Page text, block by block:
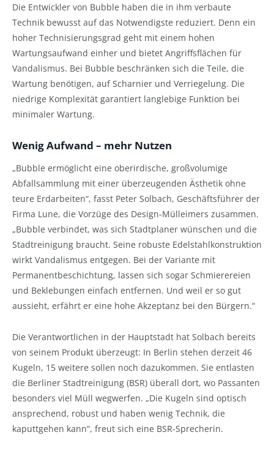
Die Entwickler von Bubble haben die in ihm verbaute
Technik bewusst auf das Notwendigste reduziert. Denn ein
hoher Technisierungsgrad geht mit einem hohen
Wartungsaufwand einher und bietet Angriffsflächen für
Vandalismus. Bei Bubble beschränken sich die Teile, die
Wartung benötigen, auf Scharnier und Verriegelung. Die
niedrige Komplexität garantiert langlebige Funktion bei
minimaler Wartung.
Wenig Aufwand – mehr Nutzen
„Bubble ermöglicht eine oberirdische, großvolumige
Abfallsammlung mit einer überzeugenden Ästhetik ohne
teure Erdarbeiten“, fasst Peter Solbach, Geschäftsführer der
Firma Lune, die Vorzüge des Design-Mülleimers zusammen.
„Bubble verbindet, was sich Stadtplaner wünschen und die
Stadtreinigung braucht. Seine robuste Edelstahlkonstruktion
wirkt Vandalismus entgegen. Bei der Variante mit
Permanentbeschichtung, lassen sich sogar Schmierereien
und Beklebungen einfach entfernen. Und weil er so gut
aussieht, erfährt er eine hohe Akzeptanz bei den Bürgern.“
Die Verantwortlichen in der Hauptstadt hat Solbach bereits
von seinem Produkt überzeugt: In Berlin stehen derzeit 46
Kugeln, 15 weitere sollen noch dazukommen. Sie entlasten
die Berliner Stadtreinigung (BSR) überall dort, wo Passanten
besonders viel Müll wegwerfen. „Die Kugeln sind optisch
ansprechend, robust und haben wenig Technik, die
kaputtgehen kann“, freut sich eine BSR-Sprecherin.